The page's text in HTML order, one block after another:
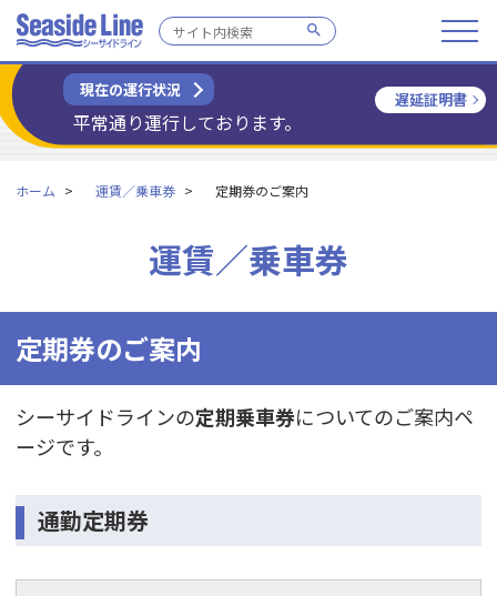
現在の運行状況
平常通り運行しております。
遅延証明書
ホーム 運賃／乗車券 定期券のご案内
運賃／乗車券
定期券のご案内
シーサイドラインの定期乗車券についてのご案内ペ
ージです。
通勤定期券